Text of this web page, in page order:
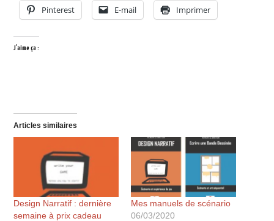
Pinterest E-mail Imprimer
J’aime ça :
Articles similaires
Design Narratif : dernière
semaine à prix cadeau
Mes manuels de scénario
06/03/2020